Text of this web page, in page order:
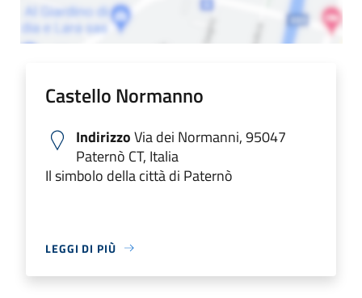
Castello Normanno
IndirizzoVia dei Normanni, 95047
Paternò CT, Italia
Il simbolo della città di Paternò
LEGGI DI PIÙ